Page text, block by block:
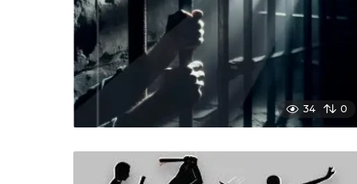
34 0